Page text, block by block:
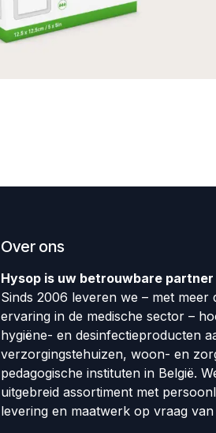
Over ons
Hysop is uw betrouwbare
Sinds 2006 leveren we – met meer
ervaring in de medische sector –
hygiëne- en desinfectieproducten
verzorgingstehuizen, woon- en
pedagogische instituten in België.
uitgebreid assortiment met
levering en maatwerk op vraag